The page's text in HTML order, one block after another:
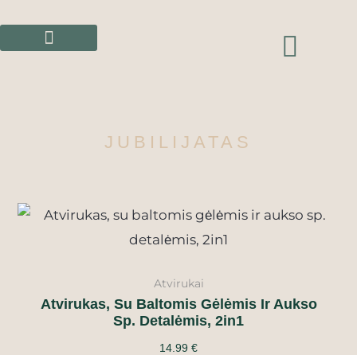
JUBILIJATAS
Atvirukai
Atvirukas, Su Baltomis Gėlėmis Ir Aukso
Sp. Detalėmis, 2in1
14.99 €